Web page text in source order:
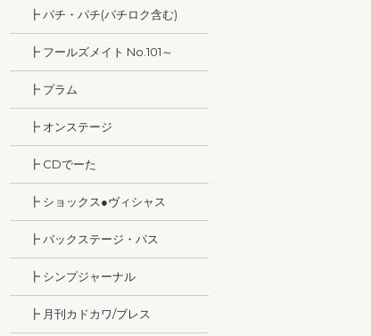
┣ パチ・パチ(パチロク含む)
┣ フールズメイト No.101～
┣ プラム
┣ オンステージ
┣ CDでーた
┣ ショックス●ヴィシャス
┣ バックステージ・パス
┣ シンプジャーナル
┣ 月刊カドカワ/ブレス